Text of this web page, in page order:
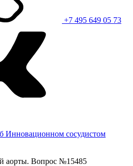
+7 495 649 05 73
Инновационном сосудистом
аорты. Вопрос №15485